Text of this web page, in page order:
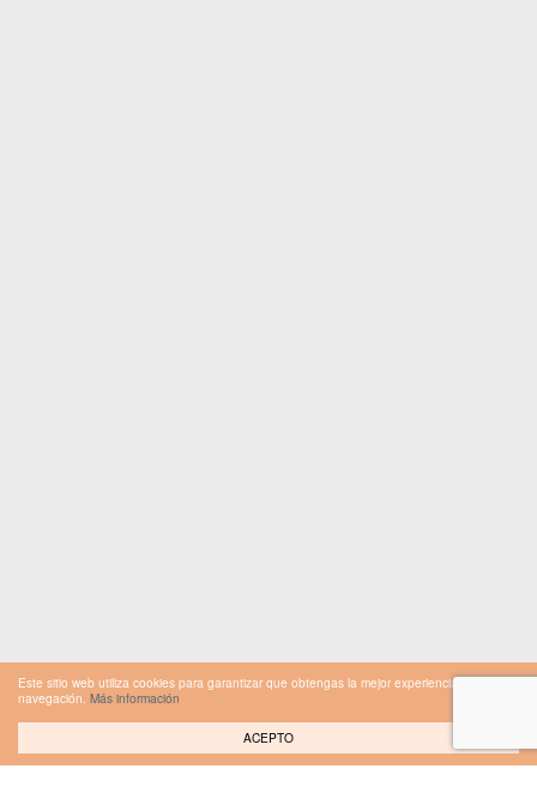
ACEPTO
Este sitio web utiliza cookies para garantizar que obtengas la mejor experiencia de
navegación. Más información